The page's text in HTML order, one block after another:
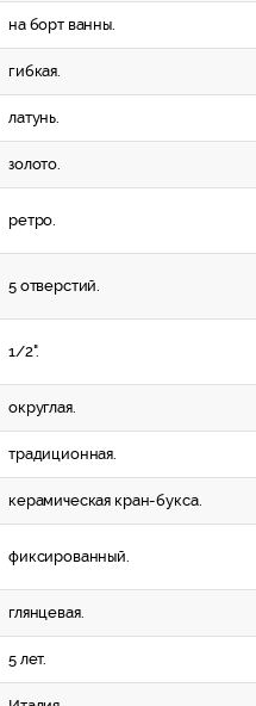
на борт ванны.
гибкая.
латунь.
золото.
ретро.
5 отверстий.
1/2".
округлая.
традиционная.
керамическая кран-букса.
фиксированный.
глянцевая.
5 лет.